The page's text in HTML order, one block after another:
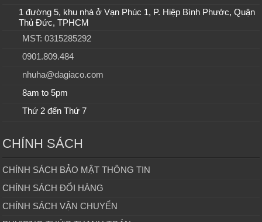
1 đường 5, khu nhà ở Vạn Phúc 1, P. Hiệp Bình Phước, Quận
Thủ Đức, TPHCM
MST: 0315285292
0901.809.484
nhuha@dagiaco.com
8am to 5pm
Thứ 2 đến Thứ 7
CHÍNH SÁCH
CHÍNH SÁCH BẢO MẬT THÔNG TIN
CHÍNH SÁCH ĐỔI HÀNG
CHÍNH SÁCH VẬN CHUYỂN